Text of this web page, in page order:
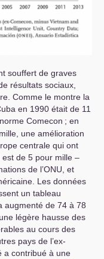
souffert de graves
résultats sociaux,
Comme le montre la
en 1990 était de 11
Comecon ; en
une amélioration
centrale qui ont
est de 5 pour mille –
de l’ONU, et
Les données
un tableau
augmenté de 74 à 78
légère hausse des
au cours des
pays de l’ex-
a contribué à une